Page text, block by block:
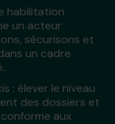
habilitation
un acteur
sécurisons et
un cadre
: élever le niveau
des dossiers et
aux